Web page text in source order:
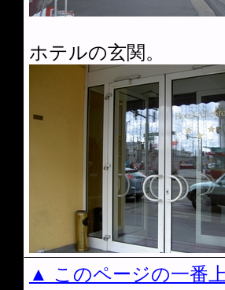
ホテルの玄関。
▲ このページの一番